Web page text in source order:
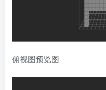
俯视图预览图